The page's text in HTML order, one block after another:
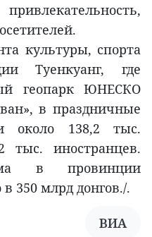
культуры, спорта
Туенкуанг, где
геопарк ЮНЕСКО
в праздничные
около 138,2 тыс.
тыс. иностранцев.
в провинции
350 млрд донгов./.
ВИА